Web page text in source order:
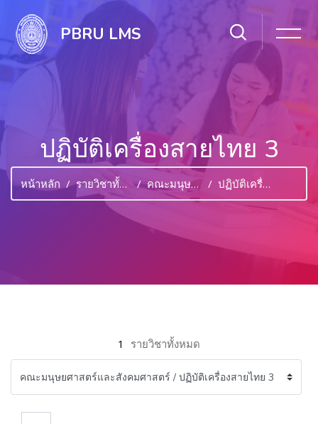
PBRU LMS
ปฏิบัติเครื่องสายไทย 3
หน้าหลัก รายวิชาทั้งหมด คณะมนุษยศาสตร์และสังคมศาสตร์ ปฏิบัติเครื่องสายไทย 3
1 รายวิชาทั้งหมด